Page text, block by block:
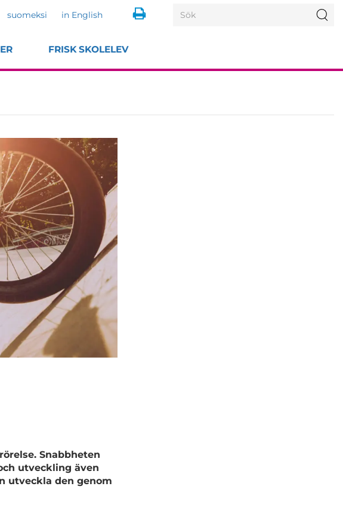
Search
suomeksi in English
FRISK SKOLELEV
Snabbheten
utveckling även
utveckla den genom